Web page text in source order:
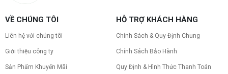
nhân và Cách khắc phục
Tình trạng PC gaming nóng quạt kêu to khiến
máy giật lag, giảm tuổi thọ? Tìm hiểu ngay
nguyên nhân và cách khắc phục hiệu quả để máy
CPU AMD Ryzen 7 7700X3D full box mới
VỀ CHÚNG TÔI
Liên hệ với chúng tôi
Giới thiệu công ty
Sản Phẩm Khuyến Mãi
HỖ TRỢ KHÁCH HÀNG
Chính Sách & Quy Định Chung
Chính Sách Bảo Hành
Quy Định & Hình Thức Thanh Toán